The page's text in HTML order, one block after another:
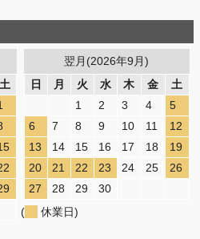
土
翌月(2026年9月)
日
月 火 水 木 金
土
1
2 3 4
5
6
7 8 9 10 11
12
13
14 15 16 17 18
19
20
21 22 23 24 25
26
27
28 29
30
(
休業日)